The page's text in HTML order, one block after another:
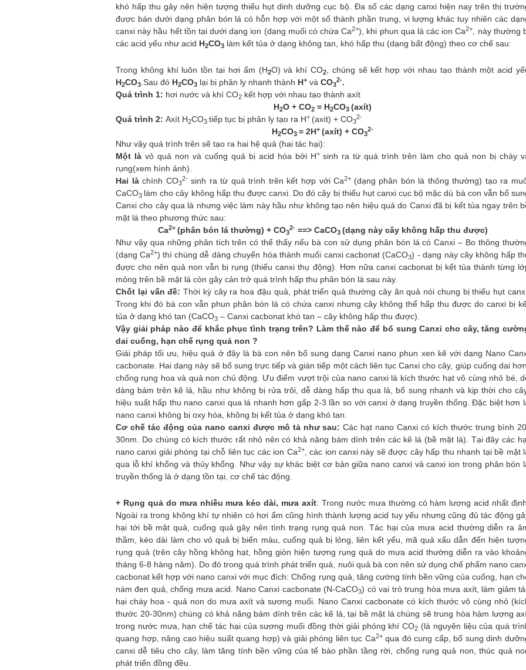
khó hấp thu gây nên hiện tượng thiếu hụt dinh dưỡng cục bộ. Đa số các dạng canxi hiện nay trên thị
được bán dưới dạng phân bón lá có hỗn hợp với một số thành phần trung, vi lượng khác tuy nhiên các
canxi này hầu hết tồn tại dưới dạng ion (dạng muối có chứa Ca2+) , khi phun qua lá các ion Ca2+
, này thường
các acid yếu như acid H2CO3 làm kết tủa ở dạng không tan, khó hấp thu (dạng bất động) theo cơ chế sau:
Trong không khí luôn tồn tại hơi ẩm (H2O)và khí CO2
, chúng sẽ kết hợp với nhau tạo thành một acid
H2CO3 Sau đó H2CO3 lại bị phân ly nhanh thành H+ và CO3
2-.
Quá trình 1: hơi nước và khí CO2 kết hợp với nhau tạo thành axít
H2O + CO2 = H2CO3 (axít)
Quá trình 2: Axít H2CO3 tiếp tục bị phân ly tạo ra H+ (axít) + CO3
2-
H2CO3 = 2H+ (axít) + CO3
2-
Như vậy quá trình trên sẽ tạo ra hai hệ quả (hai tác hại):
Một là vỏ quả non và cuống quả bị acid hóa bởi H+ sinh ra từ quá trình trên làm cho quả non bị cháy
rụng(xem hình ảnh).
Hai làchính CO3
2- sinh ra từ quá trình trên kết hợp với Ca2+ (dạng phân bón lá thông thường) tạo ra
CaCO3 làm cho cây không hấp thu được canxi. Do đó cây bị thiếu hụt canxi cục bộ mặc dù bà con vẫn bổ
Canxi cho cây qua lá nhưng việc làm này hầu như không tạo nên hiệu quả do Canxi đã bị kết tủa ngay trên
mặt lá theo phương thức sau:
Ca2+ (phân bón lá thường) + CO3
2-==> CaCO3 (dạng này cây không hấp thu được)
Như vậy qua những phân tích trên có thể thấy nếu bà con sử dụng phân bón lá có Canxi – Bo thông
(dạngCa2+) thì chúng dễ dàng chuyển hóa thành muối canxi cacbonat (CaCO3) - dạng này cây không hấp
được cho nên quả non vẫn bị rụng (thiếu canxi thụ động). Hơn nữa canxi cacbonat bị kết tủa thành từng
mỏng trên bề mặt lá còn gây cản trở quá trình hấp thu phân bón lá sau này.
Chốt lại vấn đề: Thời kỳ cây ra hoa đậu quả, phát triển quả thường cây ăn quả nói chung bị thiếu hụt
Trong khi đó bà con vẫn phun phân bón lá có chứa canxi nhưng cây không thể hấp thu được do canxi bị
tủa ở dạng khó tan (CaCO3 – Canxi cacbonat khó tan – cây không hấp thu được).
Vậy giải pháp nào để khắc phục tình trạng trên? Làm thế nào để bổ sung Canxi cho cây, tăng
dai cuống, hạn chế rụng quả non ?
Giải pháp tối ưu, hiệu quả ở đây là bà con nên bổ sung dạng Canxi nano phun xen kẽ với dạng Nano
cacbonate. Hai dạng này sẽ bổ sung trực tiếp và gián tiếp một cách liên tục Canxi cho cây, giúp cuống dai hơn,
chống rụng hoa và quả non chủ động. Ưu điểm vượt trội của nano canxi là kích thước hạt vô cùng nhỏ bé,
dàng bám trên kẽ lá, hầu như không bị rửa trôi, dễ dàng hấp thu qua lá, bổ sung nhanh và kịp thời cho
hiệu suất hấp thu nano canxi qua lá nhanh hơn gấp 2-3 lần so với canxi ở dạng truyền thống. Đặc biệt hơn
nano canxi không bị oxy hóa, không bị kết tủa ở dạng khó tan.
Cơ chế tác động của nano canxi được mô tả như sau: Các hạt nano Canxi có kích thước trung bình
30nm. Do chúng có kích thước rất nhỏ nên có khả năng bám dính trên các kẽ lá (bề mặt lá). Tại đây các
nano canxi giải phóng tại chỗ liên tục các ion Ca2+, các ion canxi này sẽ được cây hấp thu nhanh tại bề mặt
qua lỗ khí khổng và thủy khổng. Như vậy sự khác biệt cơ bản giữa nano canxi và canxi ion trong phân bón
truyền thống là ở dạng tồn tại, cơ chế tác động
+ Rụng quả do mưa nhiều mưa kéo dài, mưa axít: Trong nước mưa thường có hàm lượng acid nhất định.
Ngoài ra trong không khí tự nhiên có hơi ẩm cũng hình thành lượng acid tuy yếu nhưng cũng đủ tác động
hại tới bề mặt quả, cuống quả gây nên tình trạng rụng quả non. Tác hại của mưa acid thường diễn ra
thầm, kéo dài làm cho vỏ quả bị biến màu, cuống quả bị lỏng, liên kết yếu, mã quả xấu dẫn đến hiện
rụng quả (trên cây hồng không hạt, hồng giòn hiện tượng rụng quả do mưa acid thường diễn ra vào
tháng 6-8 hàng năm). Do đó trong quá trình phát triển quả, nuôi quả bà con nên sử dụng chế phẩm nano
cacbonat kết hợp với nano canxi với mục đích: Chống rụng quả, tăng cường tính bền vững của cuống, hạn
nám đen quả, chống mưa acid. Nano Canxi cacbonate (N-CaCO3) có vai trò trung hòa mưa axít, làm giảm
hại cháy hoa - quả non do mưa axít và sương muối. Nano Canxi cacbonate có kích thước vô cùng nhỏ
thước 20-30nm) chúng có khả năng bám dính trên các kẽ lá, tại bề mặt lá chúng sẽ trung hòa hàm lượng
trong nước mưa, hạn chế tác hại của sương muối đồng thời giải phóng khí CO2 (là nguyên liệu của quá
quang hợp, nâng cao hiệu suất quang hợp) và giải phóng liên tục Ca2+qua đó cung cấp, bổ sung dinh
canxi dễ tiêu cho cây, làm tăng tính bền vững của tế bào phần tầng rời, chống rụng quả non, thúc quả
phát triển đồng đều.